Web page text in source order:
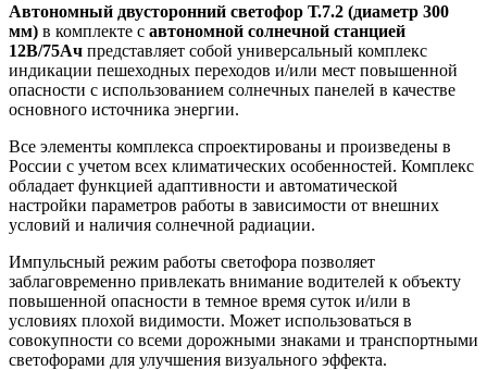
Автономный двусторонний светофор Т.7.2 (диаметр 300
мм) в комплекте с автономной солнечной станцией
12В/75Ач представляет собой универсальный комплекс
индикации пешеходных переходов и/или мест повышенной
опасности с использованием солнечных панелей в качестве
основного источника энергии.
Все элементы комплекса спроектированы и произведены в
России с учетом всех климатических особенностей. Комплекс
обладает функцией адаптивности и автоматической
настройки параметров работы в зависимости от внешних
условий и наличия солнечной радиации.
Импульсный режим работы светофора позволяет
заблаговременно привлекать внимание водителей к объекту
повышенной опасности в темное время суток и/или в
условиях плохой видимости. Может использоваться в
совокупности со всеми дорожными знаками и транспортными
светофорами для улучшения визуального эффекта.